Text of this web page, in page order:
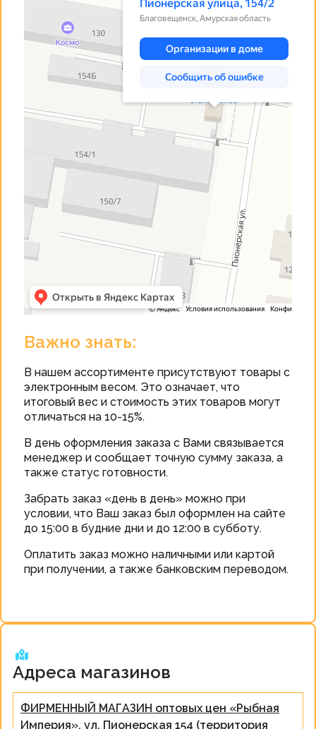
Важно знать:
В нашем ассортименте присутствуют товары с
электронным весом. Это означает, что
итоговый вес и стоимость этих товаров могут
отличаться на 10-15%.
В день оформления заказа с Вами связывается
менеджер и сообщает точную сумму заказа, а
также статус готовности.
Забрать заказ «день в день» можно при
условии, что Ваш заказ был оформлен на сайте
до 15:00 в будние дни и до 12:00 в субботу.
Оплатить заказ можно наличными или картой
при получении, а также банковским переводом.
Адреса магазинов
ФИРМЕННЫЙ МАГАЗИН оптовых цен «Рыбная
Империя», ул. Пионерская 154 (территория